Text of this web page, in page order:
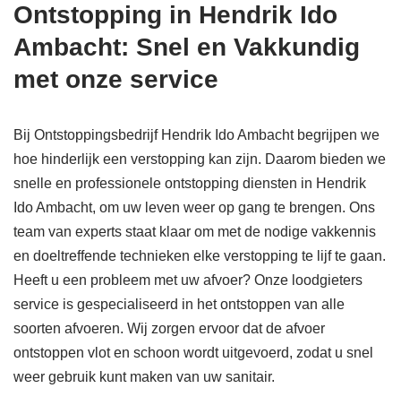
Ontstopping in Hendrik Ido
Ambacht: Snel en Vakkundig
met onze service
Bij Ontstoppingsbedrijf Hendrik Ido Ambacht begrijpen we
hoe hinderlijk een verstopping kan zijn. Daarom bieden we
snelle en professionele ontstopping diensten in Hendrik
Ido Ambacht, om uw leven weer op gang te brengen. Ons
team van experts staat klaar om met de nodige vakkennis
en doeltreffende technieken elke verstopping te lijf te gaan.
Heeft u een probleem met uw afvoer? Onze loodgieters
service is gespecialiseerd in het ontstoppen van alle
soorten afvoeren. Wij zorgen ervoor dat de afvoer
ontstoppen vlot en schoon wordt uitgevoerd, zodat u snel
weer gebruik kunt maken van uw sanitair.